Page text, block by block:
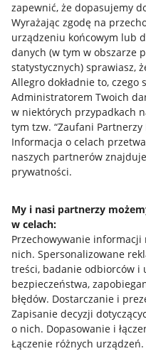
zapewnić, że dopasujemy
Wyrażając zgodę na
urządzeniu końcowym lub
danych (w tym w obszarze
statystycznych) sprawiasz,
Allegro dokładnie to, czego
Administratorem Twoich
w niektórych przypadkach
tym tzw. “Zaufani Partnerzy
Informacja o celach
naszych partnerów
prywatności.
My i nasi partnerzy
w celach:
Przechowywanie
nich. Spersonalizowane
treści, badanie odbiorców i
bezpieczeństwa,
błędów. Dostarczanie i
Zapisanie decyzji
o nich. Dopasowanie i
Łączenie różnych urządzeń.
Przydatne informacje
Jak to działa
Allegro Gadane dla
Allegro Gadane dla
Mapa miejscowości
Informacje prawne
Regulamin